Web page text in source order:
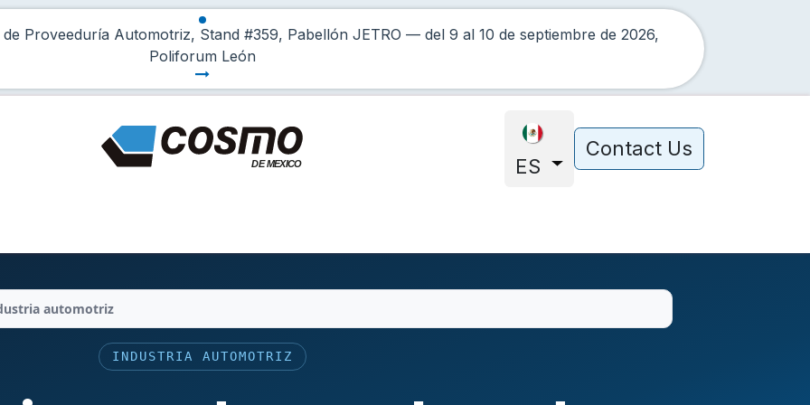
Proveeduría Automotriz, Stand #359, Pabellón JETRO — del 9 al 10 de septiembre de 2026,
Poliforum León
ES
Contact Us
automotriz
INDUSTRIA AUTOMOTRIZ